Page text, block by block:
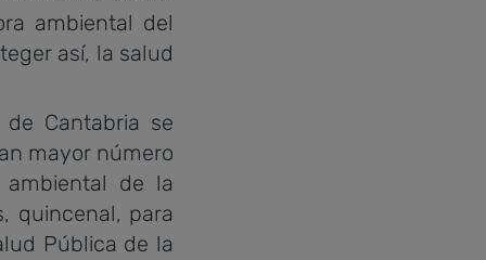
ambiental del
así, la salud
Cantabria se
mayor número
de la
quincenal, para
Pública de la